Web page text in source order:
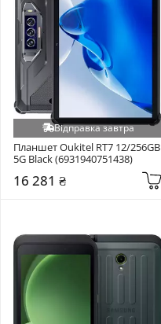
Відправка завтра
Планшет Oukitel RT7 12/256GB
5G Black (6931940751438)
16 281 ₴